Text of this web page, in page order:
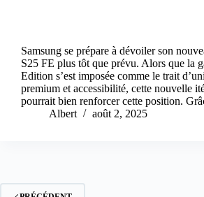
Samsung se prépare à dévoiler son
S25 FE plus tôt que prévu. Alors que la
Edition s’est imposée comme le trait
premium et accessibilité, cette nouvelle
pourrait bien renforcer cette position.
Albert
août 2, 2025